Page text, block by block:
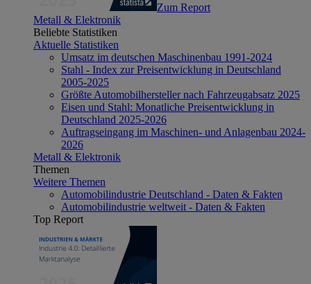
Zum Report
Metall & Elektronik
Beliebte Statistiken
Aktuelle Statistiken
Umsatz im deutschen Maschinenbau 1991-2024
Stahl - Index zur Preisentwicklung in Deutschland
2005-2025
Größte Automobilhersteller nach Fahrzeugabsatz 2025
Eisen und Stahl: Monatliche Preisentwicklung in
Deutschland 2025-2026
Auftragseingang im Maschinen- und Anlagenbau 2024-
2026
Metall & Elektronik
Themen
Weitere Themen
Automobilindustrie Deutschland - Daten & Fakten
Automobilindustrie weltweit - Daten & Fakten
Top Report